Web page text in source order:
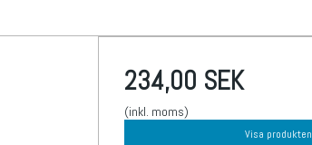
234,00 SEK
(inkl. moms)
Visa produkten